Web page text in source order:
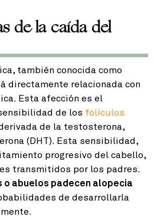
de la caída del
también conocida como
directamente relacionada con
Esta afección es el
de los folículos
de la testosterona,
(DHT). Esta sensibilidad,
progresivo del cabello,
transmitidos por los padres.
o abuelos padecen alopecia
de desarrollarla